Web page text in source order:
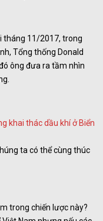
tháng 11/2017, trong
Tổng thống Donald
ông đưa ra tầm nhìn
ta có thể cùng thúc
trong chiến lược này?